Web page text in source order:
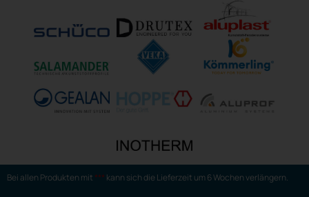
Bei allen Produkten mit *** kann sich die Lieferzeit um 6 Wochen verlängern.